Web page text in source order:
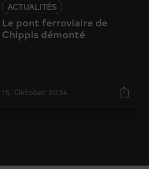
ACTUALITÉS
Le pont ferroviaire de
Chippis démonté
15. Oktober 2024